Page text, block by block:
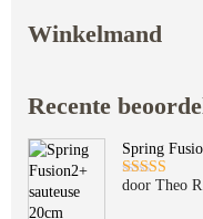
Winkelmand
Recente
Spring
Gewaardeerd
door Theo